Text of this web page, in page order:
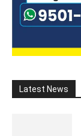
Latest News